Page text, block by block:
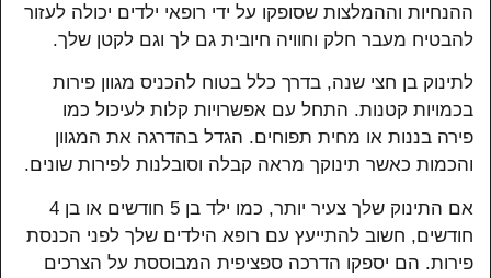
ההנחיות וההמלצות שסופקו על ידי רופאי ילדים יכולה לעזור
להבטיח מעבר חלק וחוויה חיובית גם לך וגם לקטן שלך.
לתינוק בן חצי שנה, בדרך כלל בטוח להכניס מגוון פירות
בכמויות קטנות. התחל עם אפשרויות קלות לעיכול כמו
פירה בננות או מחית תפוחים. הגדל בהדרגה את המגוון
והכמות כאשר תינוקך מראה קבלה וסובלנות לפירות שונים.
אם התינוק שלך צעיר יותר, כמו ילד בן 5 חודשים או בן 4
חודשים, חשוב להתייעץ עם רופא הילדים שלך לפני הכנסת
פירות. הם יספקו הדרכה ספציפית המבוססת על הצרכים